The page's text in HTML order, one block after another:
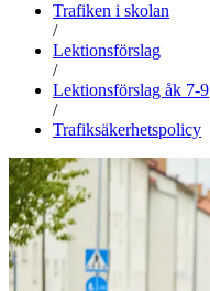
Trafiken i skolan
/
Lektionsförslag
/
Lektionsförslag åk 7-9
/
Trafiksäkerhetspolicy